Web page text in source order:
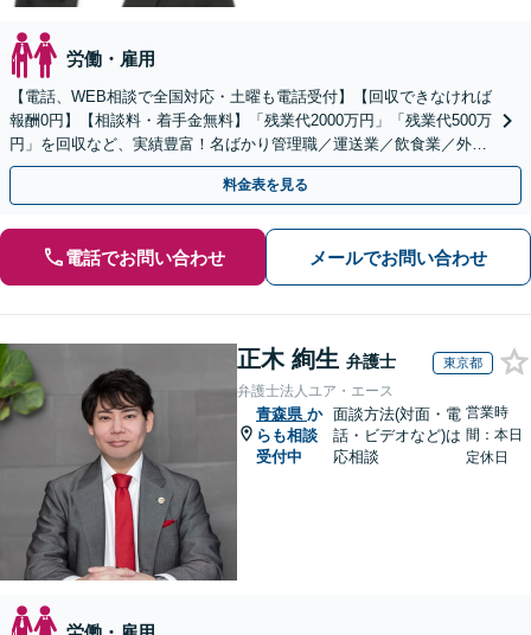
労働・雇用
【電話、WEB相談で全国対応・土曜も電話受付】【回収できなければ
報酬0円】【相談料・着手金無料】「残業代2000万円」「残業代500万
円」を回収など、実績豊富！名ばかり管理職／運送業／飲食業／外資
系など妥協せずに交渉！他で断られた方も対応。
料金表を見る
電話でお問い合わせ メールでお問い合わせ
正木 絢生 弁護士 東京都
弁護士法人ユア・エース
青森県 か
らも相談
受付中
面談方法(対面・電
話・ビデオなど)は
応相談
営業時
間：本日
定休日